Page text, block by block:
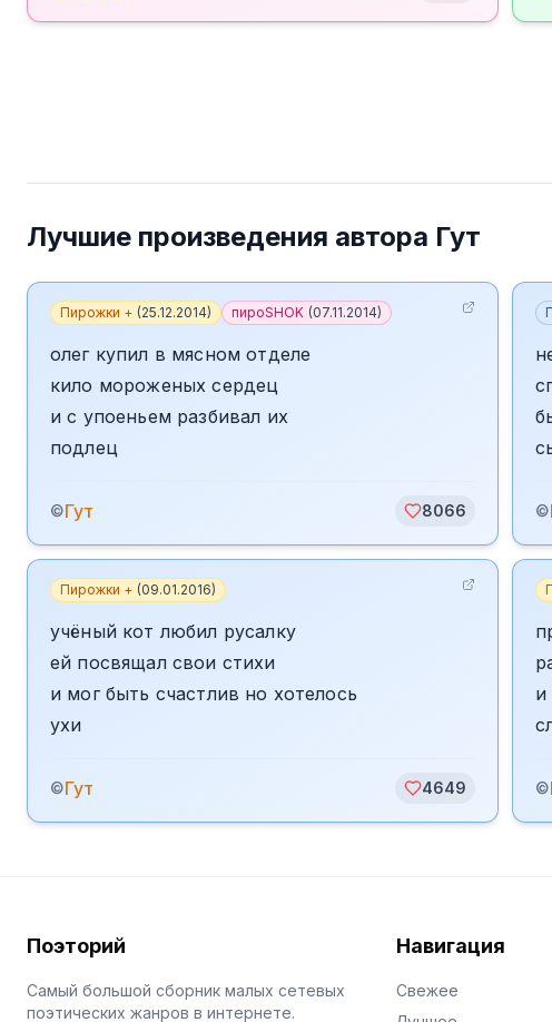
Лучшие произведения автора Гут
Пирожки + (25.12.2014) пироSHOK (07.11.2014)
олег купил в мясном отделе
кило мороженых сердец
и с упоеньем разбивал их
подлец
©Гут 8066 ©
Пирожки + (09.01.2016)
учёный кот любил русалку
ей посвящал свои стихи
и мог быть счастлив но хотелось
ухи
©Гут 4649
и
©
Поэторий
Самый большой сборник малых сетевых
поэтических жанров в интернете.
Навигация
Свежее